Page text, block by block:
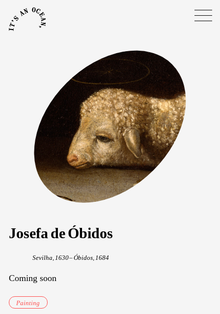
Josefa de Óbidos
Sevilha, 1630 – Óbidos, 1684
Coming soon
Painting